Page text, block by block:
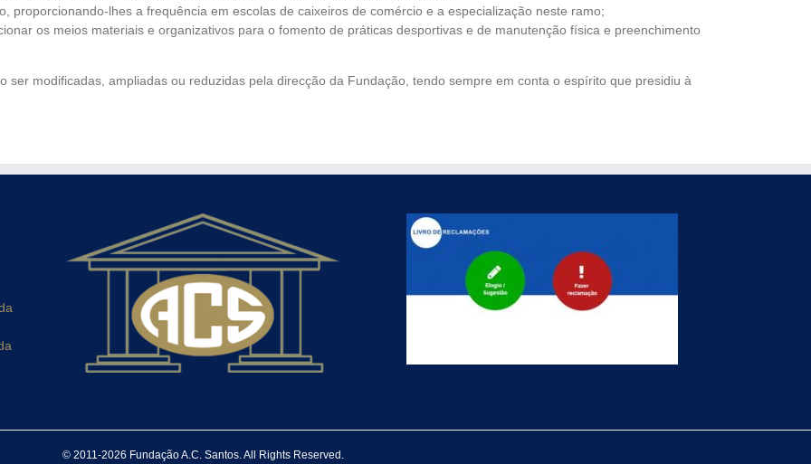
proporcionando-lhes a frequência em escolas de caixeiros de comércio e a especialização neste ramo;
os meios materiais e organizativos para o fomento de práticas desportivas e de manutenção física e preenchimento
ser modificadas, ampliadas ou reduzidas pela direcção da Fundação, tendo sempre em conta o espírito que presidiu à
© 2011-2026 Fundação A.C. Santos. All Rights Reserved.